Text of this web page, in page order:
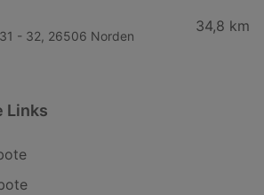
- 32, 26506 Norden
34,8 km
Links